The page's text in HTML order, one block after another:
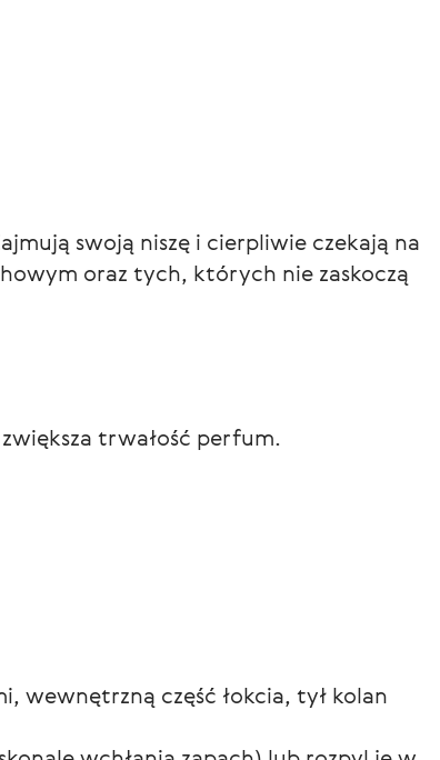
swoją niszę i cierpliwie czekają na
oraz tych, których nie zaskoczą
trwałość perfum.
wewnętrzną część łokcia, tył kolan